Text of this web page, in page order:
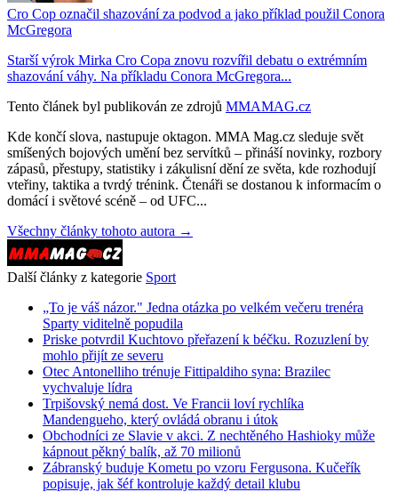
Cro Cop označil shazování za podvod a jako příklad použil Conora
McGregora
Starší výrok Mirka Cro Copa znovu rozvířil debatu o extrémním
shazování váhy. Na příkladu Conora McGregora...
Tento článek byl publikován ze zdrojů MMAMAG.cz
Kde končí slova, nastupuje oktagon. MMA Mag.cz sleduje svět
smíšených bojových umění bez servítků – přináší novinky, rozbory
zápasů, přestupy, statistiky i zákulisní dění ze světa, kde rozhodují
vteřiny, taktika a tvrdý trénink. Čtenáři se dostanou k informacím o
domácí i světové scéně – od UFC...
Všechny články tohoto autora →
Další články z kategorie Sport
„To je váš názor." Jedna otázka po velkém večeru trenéra
Sparty viditelně popudila
Priske potvrdil Kuchtovo přeřazení k béčku. Rozuzlení by
mohlo přijít ze severu
Otec Antonelliho trénuje Fittipaldiho syna: Brazilec
vychvaluje lídra
Trpišovský nemá dost. Ve Francii loví rychlíka
Mandengueho, který ovládá obranu i útok
Obchodníci ze Slavie v akci. Z nechtěného Hashioky může
kápnout pěkný balík, až 70 milionů
Zábranský buduje Kometu po vzoru Fergusona. Kučeřík
popisuje, jak šéf kontroluje každý detail klubu